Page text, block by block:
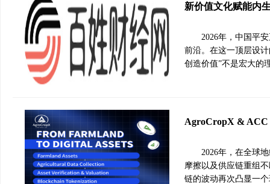
新价值文化赋能内
2026年，中国平
前沿。在这一顶层设
创造价值”不是宏大
AgroCropX & ACC
2026年，在全球
摩擦以及供应链重组
链的波动再次凸显一